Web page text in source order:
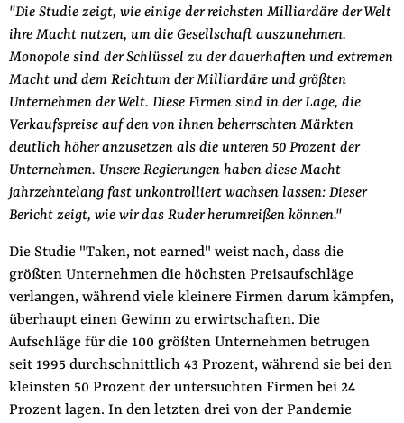
"Die Studie zeigt, wie einige der reichsten Milliardäre der Welt
ihre Macht nutzen, um die Gesellschaft auszunehmen.
Monopole sind der Schlüssel zu der dauerhaften und extremen
Macht und dem Reichtum der Milliardäre und größten
Unternehmen der Welt. Diese Firmen sind in der Lage, die
Verkaufspreise auf den von ihnen beherrschten Märkten
deutlich höher anzusetzen als die unteren 50 Prozent der
Unternehmen. Unsere Regierungen haben diese Macht
jahrzehntelang fast unkontrolliert wachsen lassen: Dieser
Bericht zeigt, wie wir das Ruder herumreißen können."
Die Studie "Taken, not earned" weist nach, dass die
größten Unternehmen die höchsten Preisaufschläge
verlangen, während viele kleinere Firmen darum kämpfen,
überhaupt einen Gewinn zu erwirtschaften. Die
Aufschläge für die 100 größten Unternehmen betrugen
seit 1995 durchschnittlich 43 Prozent, während sie bei den
kleinsten 50 Prozent der untersuchten Firmen bei 24
Prozent lagen. In den letzten drei von der Pandemie